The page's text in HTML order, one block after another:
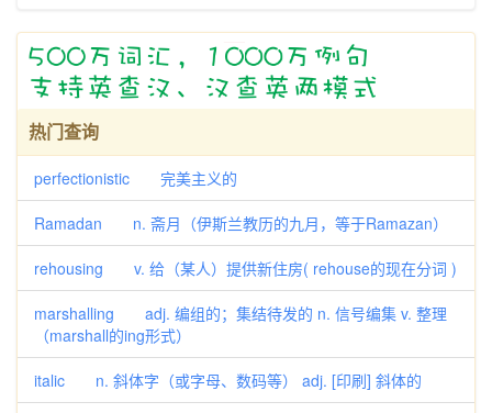
热门查询
perfectionistic 完美主义的
Ramadan n. 斋月（伊斯兰教历的九月，等于Ramazan）
rehousing v. 给（某人）提供新住房( rehouse的现在分词 )
marshalling adj. 编组的；集结待发的 n. 信号编集 v. 整理
（marshall的ing形式）
italic n. 斜体字（或字母、数码等） adj. [印刷] 斜体的